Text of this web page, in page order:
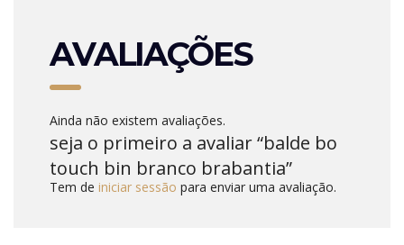
AVALIAÇÕES
Ainda não existem avaliações.
seja o primeiro a avaliar “balde bo
touch bin branco brabantia”
Tem de iniciar sessão para enviar uma avaliação.